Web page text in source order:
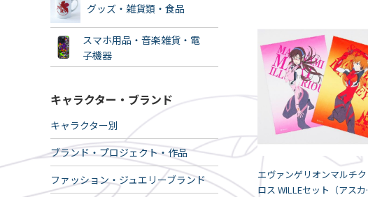
グッズ・雑貨類・食品
スマホ用品・音楽雑貨・電
子機器
キャラクター・ブランド
キャラクター別
ブランド・プロジェクト・作品
ファッション・ジュエリーブランド
エヴァンゲリオンマルチク
ロス WILLEセット（アスカ/